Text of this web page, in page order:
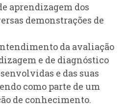
aprendizagem dos
demonstrações de
da avaliação
e de diagnóstico
e das suas
como parte de um
de conhecimento.